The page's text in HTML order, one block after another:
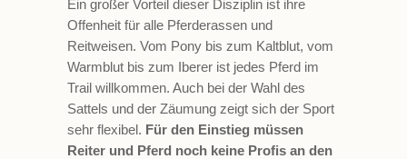
Ein großer Vorteil dieser Disziplin ist ihre
Offenheit für alle Pferderassen und
Reitweisen. Vom Pony bis zum Kaltblut, vom
Warmblut bis zum Iberer ist jedes Pferd im
Trail willkommen. Auch bei der Wahl des
Sattels und der Zäumung zeigt sich der Sport
sehr flexibel. Für den Einstieg müssen
Reiter und Pferd noch keine Profis an den